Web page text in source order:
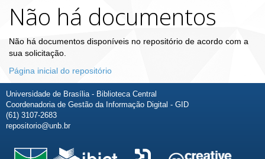
Não há documentos
Não há documentos disponíveis no repositório de acordo com a
sua solicitação.
Página inicial do repositório
Universidade de Brasília - Biblioteca Central
Coordenadoria de Gestão da Informação Digital - GID
(61) 3107-2683
repositorio@unb.br